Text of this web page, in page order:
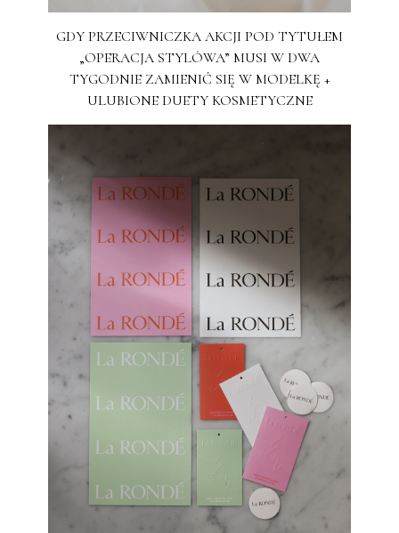
GDY PRZECIWNICZKA AKCJI POD TYTUŁEM
„OPERACJA STYLÓWA” MUSI W DWA
TYGODNIE ZAMIENIĆ SIĘ W MODELKĘ +
ULUBIONE DUETY KOSMETYCZNE